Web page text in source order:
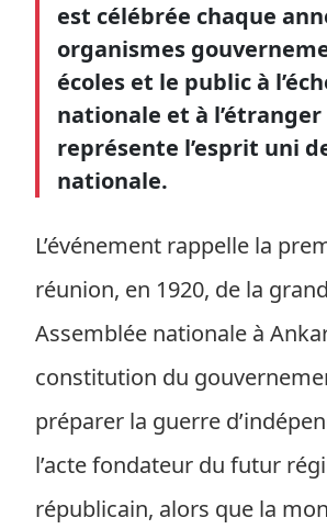
est célébrée chaque
organismes
écoles et le public à
nationale et à
représente l’esprit uni
nationale.
L’événement rappelle la
réunion, en 1920, de la
Assemblée nationale à
constitution du
préparer la guerre
l’acte fondateur du futur
républicain, alors que la